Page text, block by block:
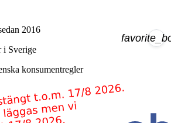
2016
i Sverige
konsumentregler